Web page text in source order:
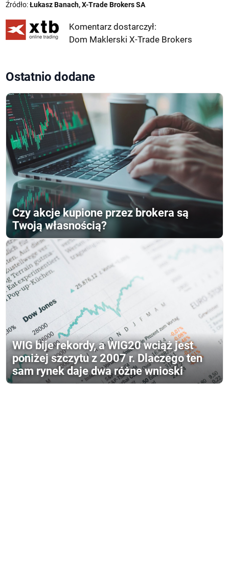
Źródło:Łukasz Banach, X-Trade Brokers SA
Komentarz dostarczył:
Dom Maklerski X-Trade Brokers
Ostatnio dodane
Czy akcje kupione przez brokera są
Twoją własnością?
WIG bije rekordy, a WIG20 wciąż jest
poniżej szczytu z 2007 r. Dlaczego ten
sam rynek daje dwa różne wnioski